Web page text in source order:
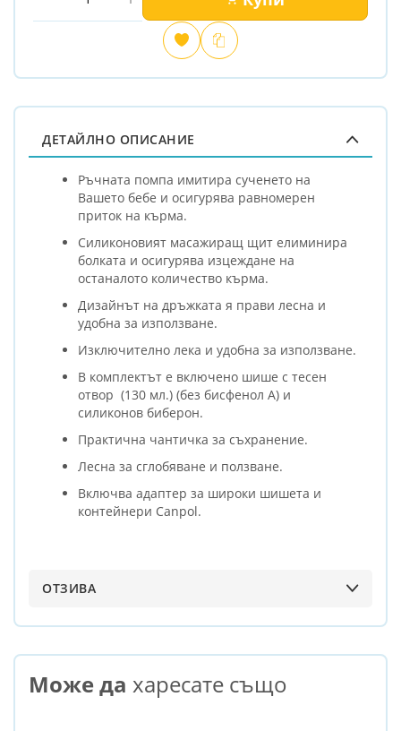
Добави
любими
Сравни
ДЕТАЙЛНО ОПИСАНИЕ
Ръчната помпа имитира сученето на
Вашето бебе и осигурява равномерен
приток на кърма.
Силиконовият масажиращ щит елиминира
болката и осигурява изцеждане на
останалото количество кърма.
Дизайнът на дръжката я прави лесна и
удобна за използване.
Изключително лека и удобна за използване.
В комплектът е включено шише с тесен
отвор (130 мл.) (без бисфенол А) и
силиконов биберон.
Практична чантичка за съхранение.
Лесна за сглобяване и ползване.
Включва адаптер за широки шишета и
контейнери Canpol.
ОТЗИВА
Може да харесате също